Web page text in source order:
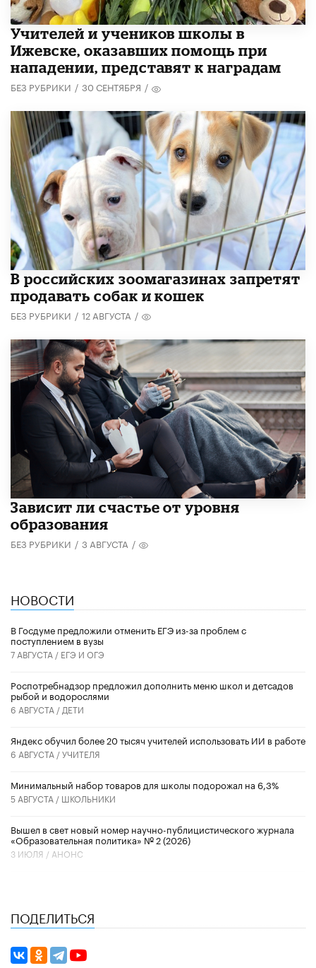
​Учителей и учеников школы в
Ижевске, оказавших помощь при
нападении, представят к наградам
БЕЗ РУБРИКИ / 30 СЕНТЯБРЯ /
В российских зоомагазинах запретят
продавать собак и кошек
БЕЗ РУБРИКИ / 12 АВГУСТА /
Зависит ли счастье от уровня
образования
БЕЗ РУБРИКИ / 3 АВГУСТА /
НОВОСТИ
В Госдуме предложили отменить ЕГЭ из-за проблем с
поступлением в вузы
7 АВГУСТА / ЕГЭ И ОГЭ
Роспотребнадзор предложил дополнить меню школ и детсадов
рыбой и водорослями
6 АВГУСТА / ДЕТИ
​Яндекс обучил более 20 тысяч учителей использовать ИИ в работе
6 АВГУСТА /УЧИТЕЛЯ
Минимальный набор товаров для школы подорожал на 6,3%
5 АВГУСТА / ШКОЛЬНИКИ
Вышел в свет новый номер научно-публицистического журнала
«Образовательная политика» № 2 (2026)
3 ИЮЛЯ / АНОНС
ПОДЕЛИТЬСЯ